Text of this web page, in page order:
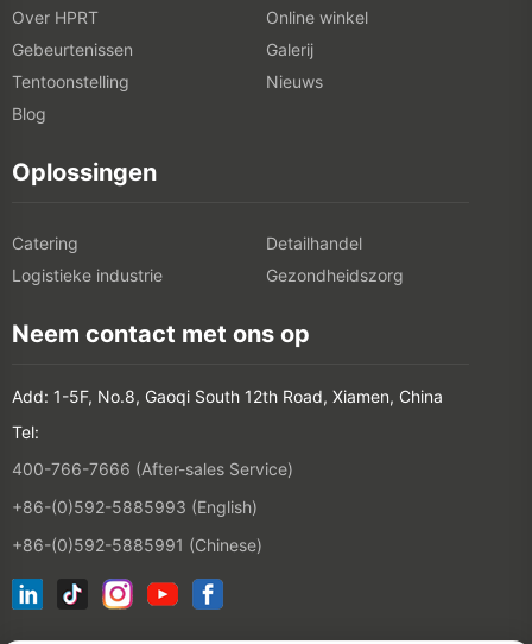
Over HPRT
Online winkel
Gebeurtenissen
Galerij
Tentoonstelling
Nieuws
Blog
Oplossingen
Catering
Detailhandel
Logistieke industrie
Gezondheidszorg
Neem contact met ons op
Add: 1-5F, No.8, Gaoqi South 12th Road, Xiamen, China
Tel:
400-766-7666 (After-sales Service)
+86-(0)592-5885993 (English)
+86-(0)592-5885991 (Chinese)